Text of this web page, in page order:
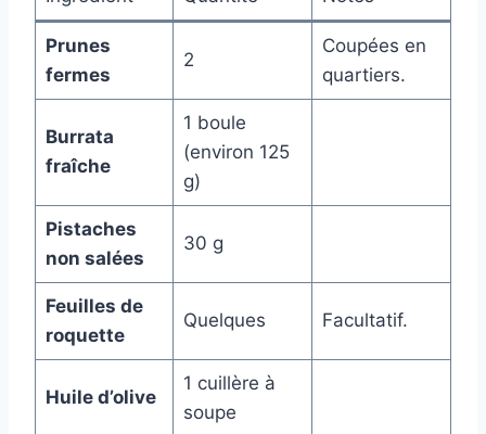
Prunes
fermes
2
Coupées en
quartiers.
Burrata
fraîche
1 boule
(environ 125
g)
Pistaches
non salées
30 g
Feuilles de
roquette
Quelques Facultatif.
Huile d’olive
1 cuillère à
soupe